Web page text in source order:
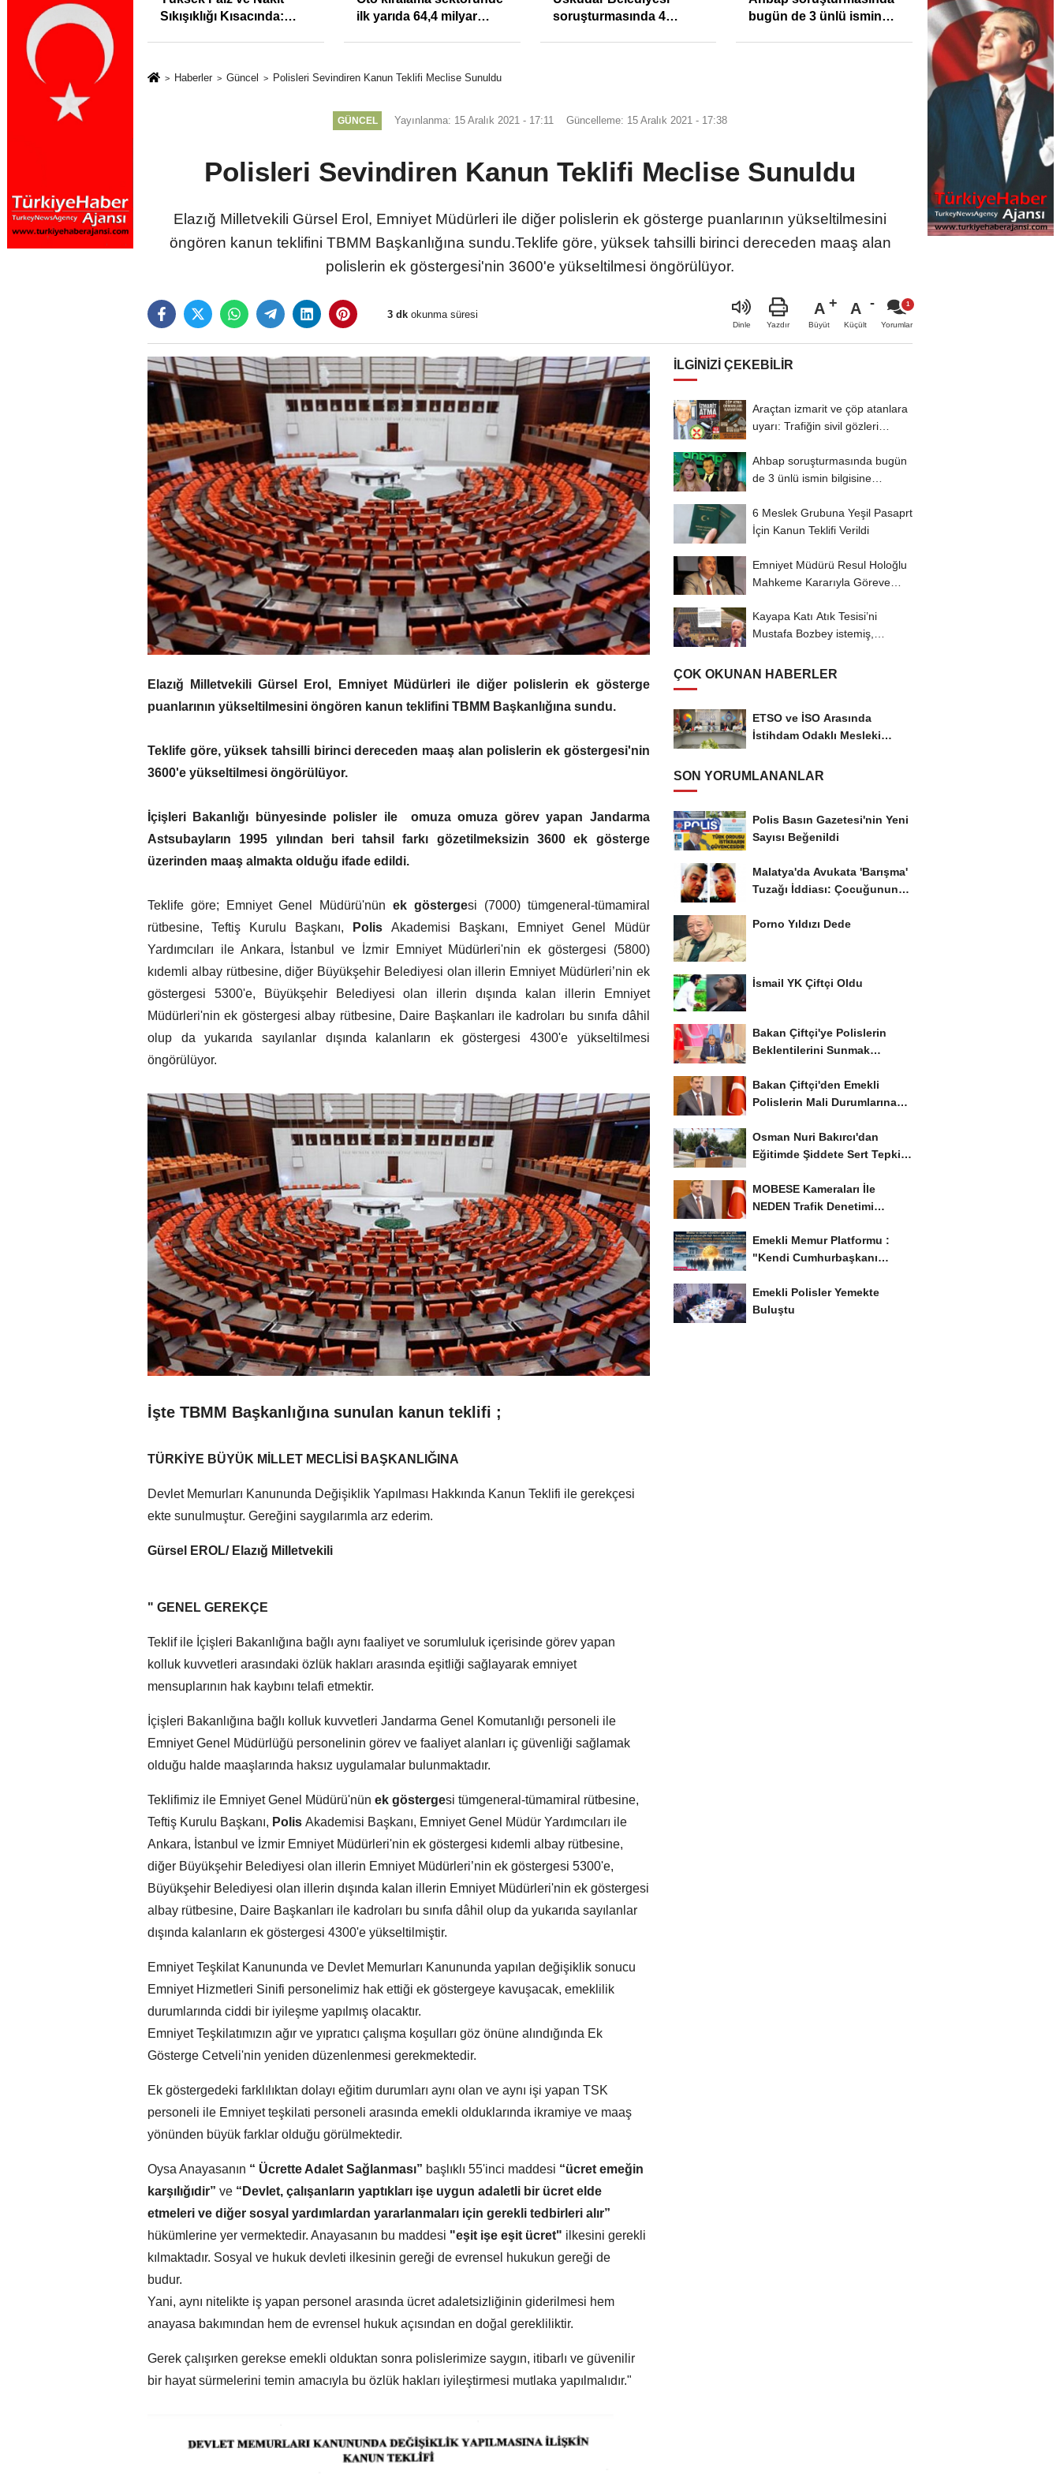
%31,75;
%50,49 olarak
Sıkışıklığı Kısacında:
ilk yarıda 64,4 milyar
soruşturmasında 4
bugün de 3 ünlü ismin
Haberler Güncel Polisleri Sevindiren Kanun Teklifi Meclise Sunuldu
GÜNCEL Yayınlanma: 15 Aralık 2021 - 17:11 Güncelleme: 15 Aralık 2021 - 17:38
Polisleri Sevindiren Kanun Teklifi Meclise Sunuldu
Elazığ Milletvekili Gürsel Erol, Emniyet Müdürleri ile diğer polislerin ek gösterge puanlarının yükseltilmesini
öngören kanun teklifini TBMM Başkanlığına sundu.Teklife göre, yüksek tahsilli birinci dereceden maaş alan
polislerin ek göstergesi'nin 3600'e yükseltilmesi öngörülüyor.
3 dk okunma süresi
Dinle Yazdır
A
Büyüt
A
Küçült Yorumlar
Elazığ Milletvekili Gürsel Erol, Emniyet Müdürleri ile diğer polislerin ek gösterge
puanlarının yükseltilmesini öngören kanun teklifini TBMM Başkanlığına sundu.
Teklife göre, yüksek tahsilli birinci dereceden maaş alan polislerin ek göstergesi'nin
3600'e yükseltilmesi öngörülüyor.
İçişleri Bakanlığı bünyesinde polisler ile omuza omuza görev yapan Jandarma
Astsubayların 1995 yılından beri tahsil farkı gözetilmeksizin 3600 ek gösterge
üzerinden maaş almakta olduğu ifade edildi.
Teklife göre; Emniyet Genel Müdürü'nünek göstergesi (7000) tümgeneral-tümamiral
rütbesine, Teftiş Kurulu Başkanı,
Polis Akademisi Başkanı, Emniyet Genel Müdür
Yardımcıları ile Ankara, İstanbul ve İzmir Emniyet Müdürleri'nin ek göstergesi (5800)
kıdemli albay rütbesine, diğer Büyükşehir Belediyesi olan illerin Emniyet Müdürleri’nin ek
göstergesi 5300'e, Büyükşehir Belediyesi olan illerin dışında kalan illerin Emniyet
Müdürleri'nin ek göstergesi albay rütbesine, Daire Başkanları ile kadroları bu sınıfa dâhil
olup da yukarıda sayılanlar dışında kalanların ek göstergesi 4300'e yükseltilmesi
öngörülüyor.
İşte TBMM Başkanlığına sunulan kanun teklifi ;
TÜRKİYE BÜYÜK MİLLET MECLİSİ BAŞKANLIĞINA
Devlet Memurları Kanununda Değişiklik Yapılması Hakkında Kanun Teklifi ile gerekçesi
ekte sunulmuştur. Gereğini saygılarımla arz ederim.
Gürsel EROL/ Elazığ Milletvekili
" GENEL GEREKÇE
Teklif ile İçişleri Bakanlığına bağlı aynı faaliyet ve sorumluluk içerisinde görev yapan
kolluk kuvvetleri arasındaki özlük hakları arasında eşitliği sağlayarak emniyet
mensuplarının hak kaybını telafi etmektir.
İçişleri Bakanlığına bağlı kolluk kuvvetleri Jandarma Genel Komutanlığı personeli ile
Emniyet Genel Müdürlüğü personelinin görev ve faaliyet alanları iç güvenliği sağlamak
olduğu halde maaşlarında haksız uygulamalar bulunmaktadır.
Teklifimiz ile Emniyet Genel Müdürü'nün ek göstergesi tümgeneral-tümamiral rütbesine,
Teftiş Kurulu Başkanı, Polis Akademisi Başkanı, Emniyet Genel Müdür Yardımcıları ile
Ankara, İstanbul ve İzmir Emniyet Müdürleri'nin ek göstergesi kıdemli albay rütbesine,
diğer Büyükşehir Belediyesi olan illerin Emniyet Müdürleri’nin ek göstergesi 5300'e,
Büyükşehir Belediyesi olan illerin dışında kalan illerin Emniyet Müdürleri'nin ek göstergesi
albay rütbesine, Daire Başkanları ile kadroları bu sınıfa dâhil olup da yukarıda sayılanlar
dışında kalanların ek göstergesi 4300'e yükseltilmiştir.
Emniyet Teşkilat Kanununda ve Devlet Memurları Kanununda yapılan değişiklik sonucu
Emniyet Hizmetleri Sinifi personelimiz hak ettiği ek göstergeye kavuşacak, emeklilik
durumlarında ciddi bir iyileşme yapılmış olacaktır.
Emniyet Teşkilatımızın ağır ve yıpratıcı çalışma koşulları göz önüne alındığında Ek
Gösterge Cetveli'nin yeniden düzenlenmesi gerekmektedir.
Ek göstergedeki farklılıktan dolayı eğitim durumları aynı olan ve aynı işi yapan TSK
personeli ile Emniyet teşkilati personeli arasında emekli olduklarında ikramiye ve maaş
yönünden büyük farklar olduğu görülmektedir.
Oysa Anayasanın “ Ücrette Adalet Sağlanması” başlıklı 55'inci maddesi “ücret emeğin
karşılığıdir” ve “Devlet, çalışanların yaptıkları işe uygun adaletli bir ücret elde
etmeleri ve diğer sosyal yardımlardan yararlanmaları için gerekli tedbirleri alır”
hükümlerine yer vermektedir. Anayasanın bu maddesi "eşit işe eşit ücret" ilkesini gerekli
kılmaktadır. Sosyal ve hukuk devleti ilkesinin gereği de evrensel hukukun gereği de
budur.
Yani, aynı nitelikte iş yapan personel arasında ücret adaletsizliğinin giderilmesi hem
anayasa bakımından hem de evrensel hukuk açısından en doğal gerekliliktir.
Gerek çalışırken gerekse emekli olduktan sonra polislerimize saygın, itibarlı ve güvenilir
bir hayat sürmelerini temin amacıyla bu özlük hakları iyileştirmesi mutlaka yapılmalıdır."
İLGINIZI ÇEKEBILIR
Araçtan izmarit ve çöp atanlara
uyarı: Trafiğin sivil gözleri
Ahbap soruşturmasında bugün
de 3 ünlü ismin bilgisine
6 Meslek Grubuna Yeşil Pasaprt
İçin Kanun Teklifi Verildi
Emniyet Müdürü Resul Holoğlu
Mahkeme Kararıyla Göreve
Kayapa Katı Atık Tesisi’ni
Mustafa Bozbey istemiş,
ÇOK OKUNAN HABERLER
ETSO ve İSO Arasında
İstihdam Odaklı Mesleki
SON YORUMLANANLAR
Polis Basın Gazetesi'nin Yeni
Sayısı Beğenildi
Malatya'da Avukata 'Barışma'
Tuzağı İddiası: Çocuğunun
Porno Yıldızı Dede
İsmail YK Çiftçi Oldu
Bakan Çiftçi'ye Polislerin
Beklentilerini Sunmak
Bakan Çiftçi'den Emekli
Polislerin Mali Durumlarına
Osman Nuri Bakırcı'dan
Eğitimde Şiddete Sert Tepki:
MOBESE Kameraları İle
NEDEN Trafik Denetimi
Emekli Memur Platformu :
"Kendi Cumhurbaşkanı
Emekli Polisler Yemekte
Buluştu